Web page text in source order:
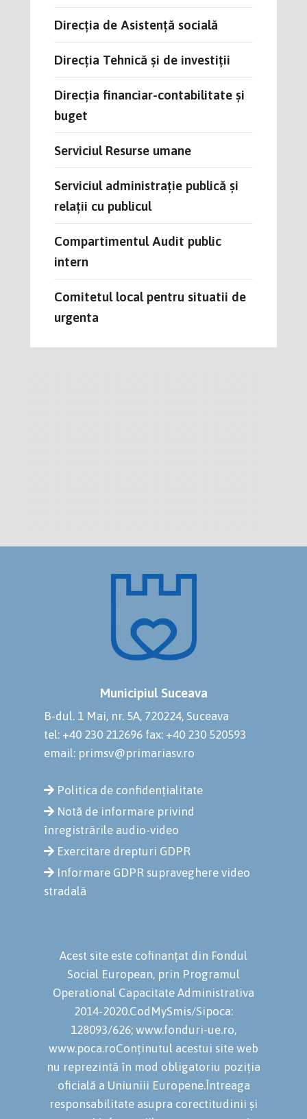
Direcția de Asistență socială
Direcţia Tehnică şi de investiţii
Direcţia financiar-contabilitate şi
buget
Serviciul Resurse umane
Serviciul administrație publică și
relații cu publicul
Compartimentul Audit public
intern
Comitetul local pentru situatii de
urgenta
Municipiul Suceava
B-dul. 1 Mai, nr. 5A, 720224, Suceava
tel: +40 230 212696 fax: +40 230 520593
email: primsv@primariasv.ro
Politica de confidențialitate
Notă de informare privind
înregistrările audio-video
Exercitare drepturi GDPR
Informare GDPR supraveghere video
stradală
Acest site este cofinanțat din Fondul
Social European, prin Programul
Operational Capacitate Administrativa
2014-2020.CodMySmis/Sipoca:
128093/626; www.fonduri-ue.ro,
www.poca.roConținutul acestui site web
nu reprezintă în mod obligatoriu poziția
oficială a Uniuniii Europene.Întreaga
responsabilitate asupra corectitudinii și